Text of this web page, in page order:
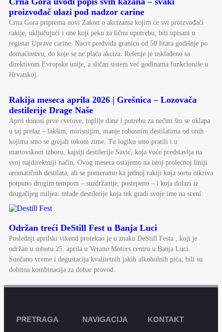
proizvođač ulazi pod nadzor carine
Crna Gora priprema novi Zakon o akcizama kojim će svi proizvođači
rakije, uključujući i one koji peku za ličnu upotrebu, biti upisani u
registar Uprave carine. Nacrt predviđa granicu od 50 litara godišnje po
domaćinstvu, do koje se ne plaća akciza. Rešenje je usklađeno sa
direktivom Evropske unije, a sličan sistem već godinama funkcioniše u
Hrvatskoj.
Rakija meseca aprila 2026 | Grešnica – Lozovača
destilerije Drage Naše
April donosi prve cvetove, toplije dane i potrebu za nečim što se uklapa
u taj prelaz – lakšim, mirisnijim, manje robusnim destilatima od onih
kojima smo se grejali tokom zime. Tu logiku smo pratili i u
martovskom izboru, kajsiji destilerije Savić, koja voće predstavlja na
svoj najdirektniji način. Ovog meseca ostajemo na istoj prolećnoj liniji
aromatičnih destilata, ali se pomeramo ka jednoj rakiji koja sortu otkriva
potpuno drugim tempom – suzdržanije, postepeno – i koja dolazi iz
drugačijeg miljea: mlade destilerije koja tek gradi svoje ime na sceni.
Održan treći DeStill Fest u Banja Luci
Poslednji aprilski vikend protekao je u znaku DeStill Festa , koji je
održan u subotu 25. aprila u Verano Motors centru u Banja Luci.
Sunčano vreme i degustacija kvalitetnih jakih alkoholnih pića, bili su
dobitna kombinacija za dobar provod.
PRETRAGA NAVIGACIJA KONTAKT